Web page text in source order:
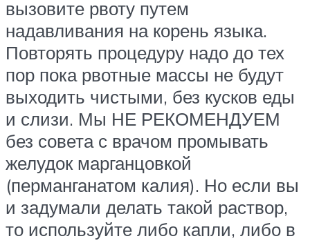
вызовите рвоту путем
надавливания на корень языка.
Повторять процедуру надо до тех
пор пока рвотные массы не будут
выходить чистыми, без кусков еды
и слизи. Мы НЕ РЕКОМЕНДУЕМ
без совета с врачом промывать
желудок марганцовкой
(перманганатом калия). Но если вы
и задумали делать такой раствор,
то используйте либо капли, либо в